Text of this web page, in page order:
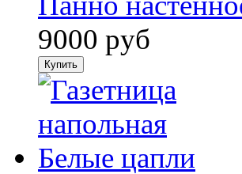
9000 руб